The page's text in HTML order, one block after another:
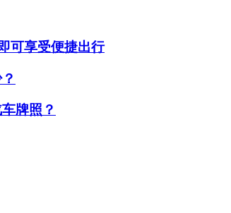
可享受便捷出行
牌照？